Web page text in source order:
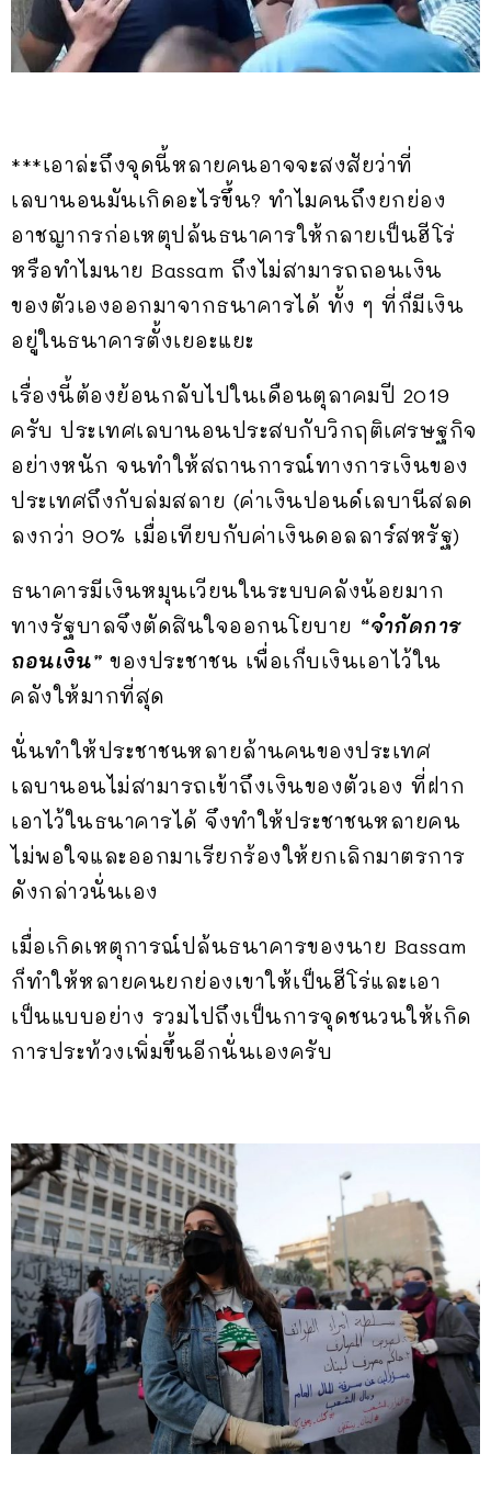
***เอาล่ะถึงจุดนี้หลายคนอาจจะสงสัยว่าที่
เลบานอนมันเกิดอะไรขึ้น? ทำไมคนถึงยกย่อง
อาชญากรก่อเหตุปล้นธนาคารให้กลายเป็นฮีโร่
หรือทำไมนาย Bassam ถึงไม่สามารถถอนเงิน
ของตัวเองออกมาจากธนาคารได้ ทั้ง ๆ ที่ก็มีเงิน
อยู่ในธนาคารตั้งเยอะแยะ
เรื่องนี้ต้องย้อนกลับไปในเดือนตุลาคมปี 2019
ครับ ประเทศเลบานอนประสบกับวิกฤติเศรษฐกิจ
อย่างหนัก จนทำให้สถานการณ์ทางการเงินของ
ประเทศถึงกับล่มสลาย (ค่าเงินปอนด์เลบานีสลด
ลงกว่า 90% เมื่อเทียบกับค่าเงินดอลลาร์สหรัฐ)
ธนาคารมีเงินหมุนเวียนในระบบคลังน้อยมาก
ทางรัฐบาลจึงตัดสินใจออกนโยบาย “จำกัดการ
ถอนเงิน” ของประชาชน เพื่อเก็บเงินเอาไว้ใน
คลังให้มากที่สุด
นั่นทำให้ประชาชนหลายล้านคนของประเทศ
เลบานอนไม่สามารถเข้าถึงเงินของตัวเอง ที่ฝาก
เอาไว้ในธนาคารได้ จึงทำให้ประชาชนหลายคน
ไม่พอใจและออกมาเรียกร้องให้ยกเลิกมาตรการ
ดังกล่าวนั่นเอง
เมื่อเกิดเหตุการณ์ปล้นธนาคารของนาย Bassam
ก็ทำให้หลายคนยกย่องเขาให้เป็นฮีโร่และเอา
เป็นแบบอย่าง รวมไปถึงเป็นการจุดชนวนให้เกิด
การประท้วงเพิ่มขึ้นอีกนั่นเองครับ